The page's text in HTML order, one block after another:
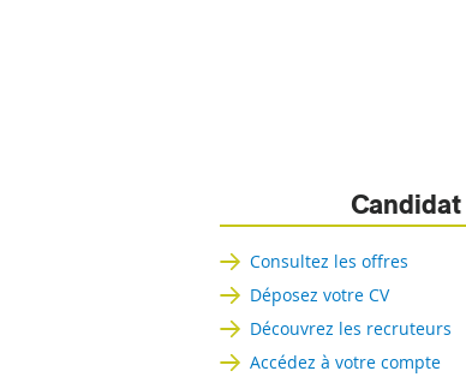
Candidat
Consultez les offres
Déposez votre CV
Découvrez les recruteurs
Accédez à votre compte